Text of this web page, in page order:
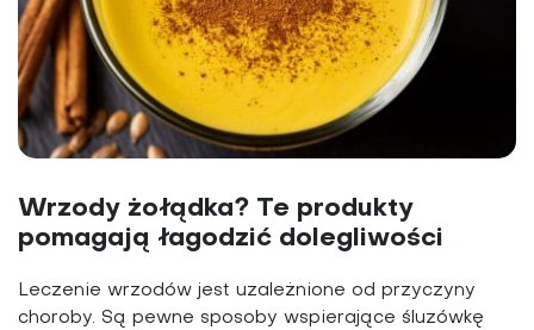
Wrzody żołądka? Te produkty
pomagają łagodzić dolegliwości
Leczenie wrzodów jest uzależnione od przyczyny
choroby. Są pewne sposoby wspierające śluzówkę